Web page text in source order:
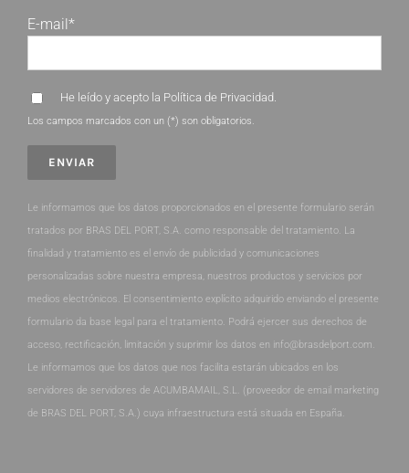
E-mail*
He leído y acepto la Política de Privacidad.
Los campos marcados con un (*) son obligatorios.
Le informamos que los datos proporcionados en el presente formulario serán
tratados por BRAS DEL PORT, S.A. como responsable del tratamiento. La
finalidad y tratamiento es el envío de publicidad y comunicaciones
personalizadas sobre nuestra empresa, nuestros productos y servicios por
medios electrónicos. El consentimiento explícito adquirido enviando el presente
formulario da base legal para el tratamiento. Podrá ejercer sus derechos de
acceso, rectificación, limitación y suprimir los datos en info@brasdelport.com.
Le informamos que los datos que nos facilita estarán ubicados en los
servidores de servidores de ACUMBAMAIL, S.L. (proveedor de email marketing
de BRAS DEL PORT, S.A.) cuya infraestructura está situada en España.